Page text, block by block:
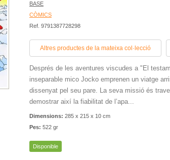
BASE
CÒMICS
Ref. 9791387728298
Altres productes de la mateixa col·lecció
Després de les aventures viscudes a "El
inseparable mico Jocko emprenen un viatge
dissenyat pel seu pare. La seva missió és
demostrar així la fiabilitat de l’apa...
Dimensions: 285 x 215 x 10 cm
Pes: 522 gr
Disponible